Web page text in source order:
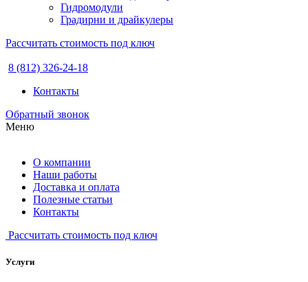
Гидромодули
Градирни и драйкулеры
Рассчитать стоимость под ключ
8 (812) 326-24-18
Контакты
Обратный звонок
Меню
О компании
Наши работы
Доставка и оплата
Полезные статьи
Контакты
Рассчитать стоимость под ключ
Услуги